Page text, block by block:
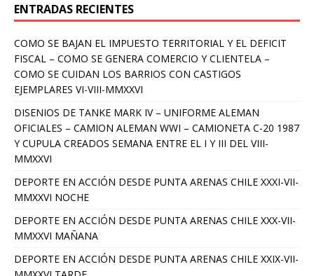
ENTRADAS RECIENTES
COMO SE BAJAN EL IMPUESTO TERRITORIAL Y EL DEFICIT
FISCAL – COMO SE GENERA COMERCIO Y CLIENTELA –
COMO SE CUIDAN LOS BARRIOS CON CASTIGOS
EJEMPLARES VI-VIII-MMXXVI
DISENIOS DE TANKE MARK IV – UNIFORME ALEMAN
OFICIALES – CAMION ALEMAN WWI – CAMIONETA C-20 1987
Y CUPULA CREADOS SEMANA ENTRE EL I Y III DEL VIII-
MMXXVI
DEPORTE EN ACCIÓN DESDE PUNTA ARENAS CHILE XXXI-VII-
MMXXVI NOCHE
DEPORTE EN ACCIÓN DESDE PUNTA ARENAS CHILE XXX-VII-
MMXXVI MAÑANA
DEPORTE EN ACCIÓN DESDE PUNTA ARENAS CHILE XXIX-VII-